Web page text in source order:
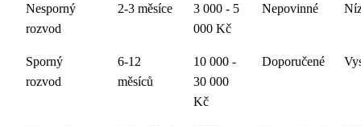
Nesporný
rozvod
2-3 měsíce
3 000 - 5
000 Kč
Nepovinné
Sporný
rozvod
6-12
měsíců
10 000 -
30 000
Kč
Doporučené